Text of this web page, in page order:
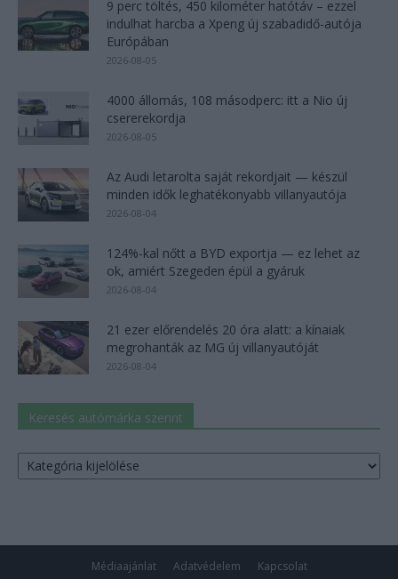
9 perc töltés, 450 kilométer hatótáv – ezzel
indulhat harcba a Xpeng új szabadidő-autója
Európában
2026-08-05
4000 állomás, 108 másodperc: itt a Nio új
csererekordja
2026-08-05
Az Audi letarolta saját rekordjait — készül
minden idők leghatékonyabb villanyautója
2026-08-04
124%-kal nőtt a BYD exportja — ez lehet az
ok, amiért Szegeden épül a gyáruk
2026-08-04
21 ezer előrendelés 20 óra alatt: a kínaiak
megrohanták az MG új villanyautóját
2026-08-04
Keresés autómárka szerint
Keresés
autómárka
Médiaajánlat Adatvédelem Kapcsolat